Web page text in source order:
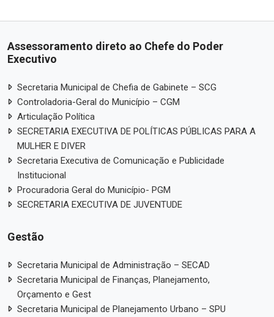
Assessoramento direto ao Chefe do Poder
Executivo
Secretaria Municipal de Chefia de Gabinete – SCG
Controladoria-Geral do Município – CGM
Articulação Política
SECRETARIA EXECUTIVA DE POLÍTICAS PÚBLICAS PARA A
MULHER E DIVER
Secretaria Executiva de Comunicação e Publicidade
Institucional
Procuradoria Geral do Município- PGM
SECRETARIA EXECUTIVA DE JUVENTUDE
Gestão
Secretaria Municipal de Administração – SECAD
Secretaria Municipal de Finanças, Planejamento,
Orçamento e Gest
Secretaria Municipal de Planejamento Urbano – SPU